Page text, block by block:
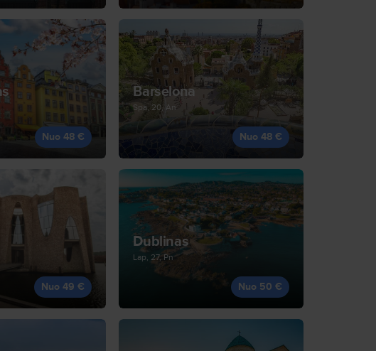
Nuo 48 €
Barselona
Spa, 20, An
Nuo 48 €
Nuo 49 €
Dublinas
Lap, 27, Pn
Nuo 50 €